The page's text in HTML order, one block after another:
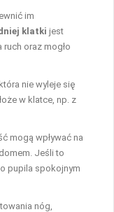
im
klatki jest
ruch oraz mogło
nie wyleje się
w klatce, np. z
mogą wpływać na
Jeśli to
pupila spokojnym
nóg,